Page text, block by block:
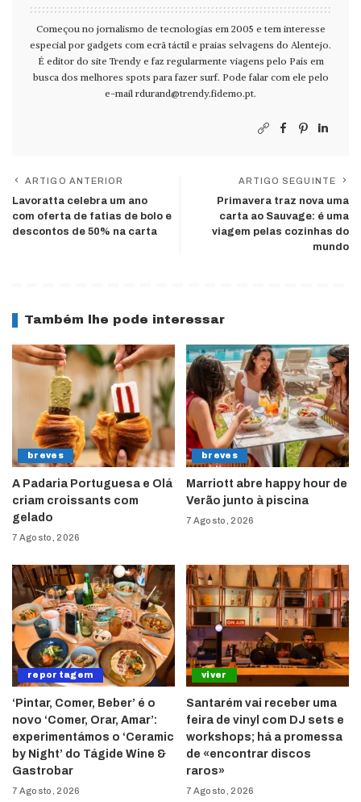
Começou no jornalismo de tecnologias em 2005 e tem interesse
especial por gadgets com ecrã táctil e praias selvagens do Alentejo.
É editor do site Trendy e faz regularmente viagens pelo País em
busca dos melhores spots para fazer surf. Pode falar com ele pelo
e-mail rdurand@trendy.fidemo.pt.
ARTIGO ANTERIOR
Lavoratta celebra um ano
com oferta de fatias de bolo e
descontos de 50% na carta
ARTIGO SEGUINTE
Primavera traz nova uma
carta ao Sauvage: é uma
viagem pelas cozinhas do
mundo
Também lhe pode interessar
breves
A Padaria Portuguesa e Olá
criam croissants com
gelado
7 Agosto, 2026
breves
Marriott abre happy hour de
Verão junto à piscina
7 Agosto, 2026
reportagem
‘Pintar, Comer, Beber’ é o
novo ‘Comer, Orar, Amar’:
experimentámos o ‘Ceramic
by Night’ do Tágide Wine &
Gastrobar
7 Agosto, 2026
viver
Santarém vai receber uma
feira de vinyl com DJ sets e
workshops; há a promessa
de «encontrar discos
raros»
7 Agosto, 2026